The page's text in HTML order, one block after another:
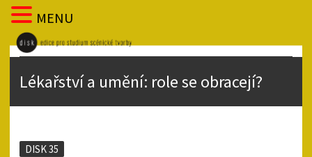
Lékařství a umění: role se obracejí?
DISK 35
MENU